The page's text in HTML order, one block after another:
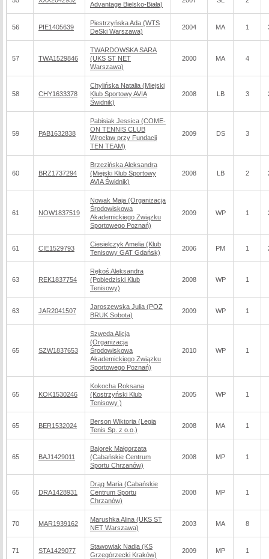
Advantage Bielsko-Biała)
56 PIE1405639
Piestrzyńska Ada (WTS
DeSki Warszawa)
2004 MA 1
57 TWA1529846
TWARDOWSKA SARA
(UKS ST NET
Warszawa)
2000 MA 4
58 CHY1633378
Chylińska Natalia (Miejski
Klub Sportowy AVIA
Świdnik)
2008 LB 3
59 PAB1632838
Pabisiak Jessica (COME-
ON TENNIS CLUB
Wrocław przy Fundacji
TEN TEAM)
2009 DS 3
60 BRZ1737294
Brzezińska Aleksandra
(Miejski Klub Sportowy
AVIA Świdnik)
2008 LB 2
61 NOW1837519
Nowak Maja (Organizacja
Środowiskowa
Akademickiego Związku
Sportowego Poznań)
2009 WP 1
61 CIE1529793
Ciesielczyk Amelia (Klub
Tenisowy GAT Gdańsk)
2006 PM 1
63 REK1837754
Rękoś Aleksandra
(Pobiedziski Klub
Tenisowy)
2008 WP 1
63 JAR2041507
Jaroszewska Julia (POZ
BRUK Sobota)
2009 WP 1
65 SZW1837653
Szweda Alicja
(Organizacja
Środowiskowa
Akademickiego Związku
Sportowego Poznań)
2010 WP 1
65 KOK1530246
Kokocha Roksana
(Kostrzyński Klub
Tenisowy )
2005 WP 1
65 BER1532024
Berson Wiktoria (Legia
Tenis Sp. z o.o.)
2008 MA 1
65 BAJ1429011
Bajorek Małgorzata
(Cabańskie Centrum
Sportu Chrzanów)
2008 MP 1
65 DRA1428931
Drąg Maria (Cabańskie
Centrum Sportu
Chrzanów)
2008 MP 1
70 MAR1939162
Marushka Alina (UKS ST
NET Warszawa)
2003 MA 8
71 STA1429077
Stawowiak Nadia (KS
Grzegórzecki Kraków)
2009 MP 1